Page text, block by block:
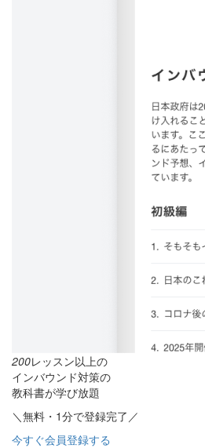
200レッスン以上の
インバウンド対策の
教科書が学び放題
＼無料・1分で登録完了／
今すぐ会員登録する